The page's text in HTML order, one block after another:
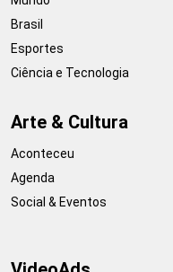
Brasil
Esportes
Ciência e Tecnologia
Arte & Cultura
Aconteceu
Agenda
Social & Eventos